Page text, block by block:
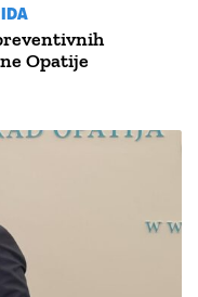
Opatije